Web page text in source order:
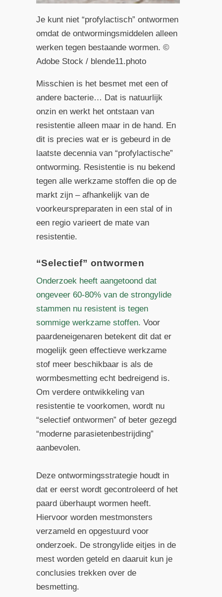
Je kunt niet “profylactisch” ontwormen
omdat de ontwormingsmiddelen alleen
werken tegen bestaande wormen. ©
Adobe Stock / blende11.photo
Misschien is het besmet met een of
andere bacterie… Dat is natuurlijk
onzin en werkt het ontstaan van
resistentie alleen maar in de hand. En
dit is precies wat er is gebeurd in de
laatste decennia van “profylactische”
ontworming. Resistentie is nu bekend
tegen alle werkzame stoffen die op de
markt zijn – afhankelijk van de
voorkeurspreparaten in een stal of in
een regio varieert de mate van
resistentie.
“Selectief” ontwormen
Onderzoek heeft aangetoond dat
ongeveer 60-80% van de strongylide
stammen nu resistent is tegen
sommige werkzame stoffen. Voor
paardeneigenaren betekent dit dat er
mogelijk geen effectieve werkzame
stof meer beschikbaar is als de
wormbesmetting echt bedreigend is.
Om verdere ontwikkeling van
resistentie te voorkomen, wordt nu
“selectief ontwormen” of beter gezegd
“moderne parasietenbestrijding”
aanbevolen.
Deze ontwormingsstrategie houdt in
dat er eerst wordt gecontroleerd of het
paard überhaupt wormen heeft.
Hiervoor worden mestmonsters
verzameld en opgestuurd voor
onderzoek. De strongylide eitjes in de
mest worden geteld en daaruit kun je
conclusies trekken over de
besmetting.